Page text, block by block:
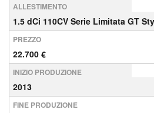
ALLESTIMENTO
1.5 dCi 110CV Serie Limitata GT
PREZZO
22.700 €
INIZIO PRODUZIONE
2013
FINE PRODUZIONE